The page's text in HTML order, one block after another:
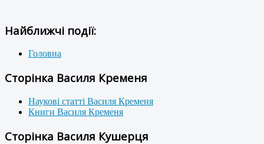
Найближчі події:
Головна
Сторінка Василя Кременя
Наукові статті Василя Кременя
Книги Василя Кременя
Сторінка Василя Кушерця